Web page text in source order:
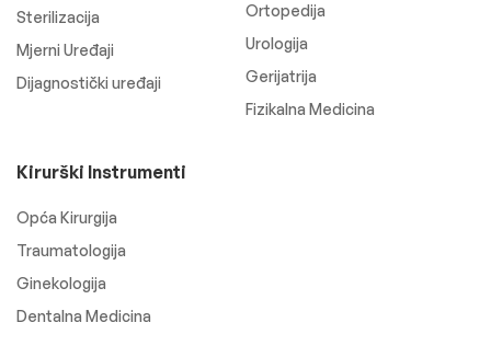
Sterilizacija
Mjerni Uređaji
Dijagnostički uređaji
Ortopedija
Urologija
Gerijatrija
Fizikalna Medicina
Kirurški Instrumenti
Opća Kirurgija
Traumatologija
Ginekologija
Dentalna Medicina